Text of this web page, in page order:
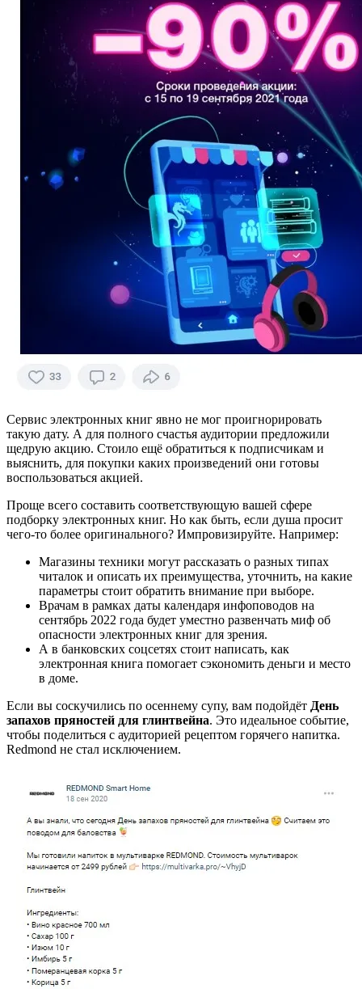
Сервис электронных книг явно не мог проигнорировать
такую дату. А для полного счастья аудитории предложили
щедрую акцию. Стоило ещё обратиться к подписчикам и
выяснить, для покупки каких произведений они готовы
воспользоваться акцией.
Проще всего составить соответствующую вашей сфере
подборку электронных книг. Но как быть, если душа просит
чего-то более оригинального? Импровизируйте. Например:
Магазины техники могут рассказать о разных типах
читалок и описать их преимущества, уточнить, на какие
параметры стоит обратить внимание при выборе.
Врачам в рамках даты календаря инфоповодов на
сентябрь 2022 года будет уместно развенчать миф об
опасности электронных книг для зрения.
А в банковских соцсетях стоит написать, как
электронная книга помогает сэкономить деньги и место
в доме.
Если вы соскучились по осеннему супу, вам подойдёт День
запахов пряностей для глинтвейна. Это идеальное событие,
чтобы поделиться с аудиторией рецептом горячего напитка.
Redmond не стал исключением.